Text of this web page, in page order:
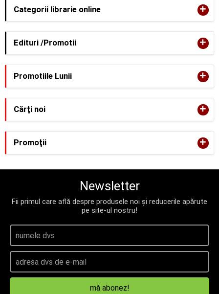
Categorii librarie online +
Edituri /Promotii +
Promotiile Lunii +
Cărţi noi +
Promoţii +
Newsletter
Fii primul care află despre produsele noi și reducerile apărute
pe site-ul nostru!
mă abonez!